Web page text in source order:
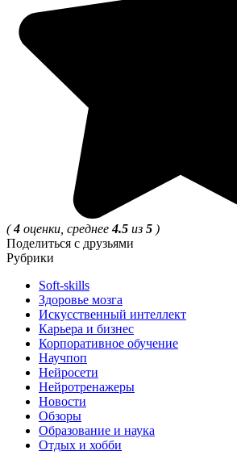
(4 оценки, среднее4.5 из 5 )
Поделиться с друзьями
Рубрики
Soft-skills
Здоровье мозга
Искусственный интеллект
Карьера и бизнес
Корпоративное обучение
Научпоп
Нейросети
Нейротренажеры
Новости
Обзоры
Образование и наука
Отдых и хобби